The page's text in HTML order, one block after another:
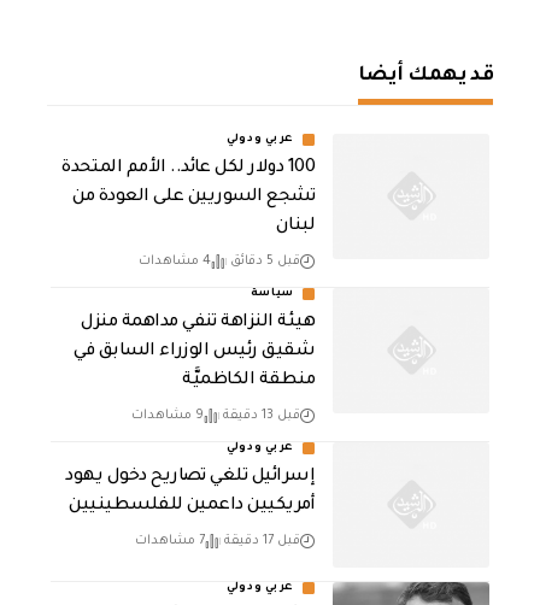
قد يهمك أيضا
عربي ودولي
100 دولار لكل عائد.. الأمم المتحدة
تشجع السوريين على العودة من
لبنان
قبل 5 دقائق 4 مشاهدات
سياسة
هيئة النزاهة تنفي مداهمة منزل
شقيق رئيس الوزراء السابق في
منطقة الكاظميَّة
قبل 13 دقيقة 9 مشاهدات
عربي ودولي
إسرائيل تلغي تصاريح دخول يهود
أمريكيين داعمين للفلسطينيين
قبل 17 دقيقة 7 مشاهدات
عربي ودولي